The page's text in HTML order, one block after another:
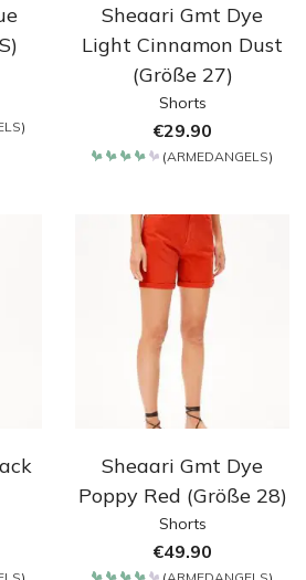
)
Sheaari Gmt Dye
Light Cinnamon Dust
(Größe 27)
Shorts
€29.90
(ARMEDANGELS)
Sheaari Gmt Dye
Poppy Red (Größe 28)
Shorts
€49.90